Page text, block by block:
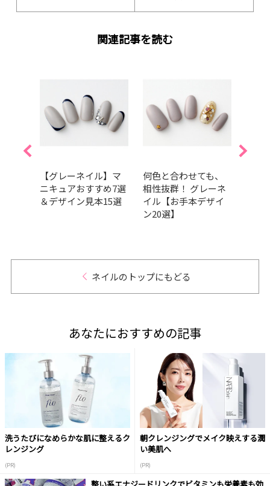
関連記事を読む
【グレーネイル】マ
ニキュアおすすめ7選
＆デザイン見本15選
何色と合わせても、
相性抜群！ グレーネ
イル【お手本デザイ
ン20選】
ネイルのトップにもどる
あなたにおすすめの記事
洗うたびになめらかな肌に整えるク
レンジング
(PR)
朝クレンジングでメイク映えする潤
い美肌へ
(PR)
整い系エナジードリンクでビタミンも栄養素も効